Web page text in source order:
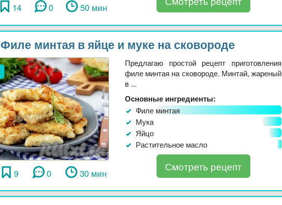
14 0 50 мин
Филе минтая в яйце и муке на сковороде
9 0 30 мин
Предлагаю простой рецепт приготовления
филе минтая на сковороде. Минтай, жареный
в ...
Основные ингредиенты:
Филе минтая
Мука
Яйцо
Растительное масло
Смотреть рецепт